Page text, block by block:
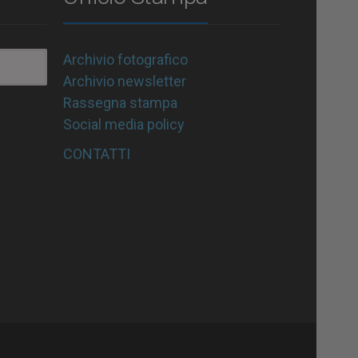
Archivio fotografico
Archivio newsletter
Rassegna stampa
Social media policy
CONTATTI